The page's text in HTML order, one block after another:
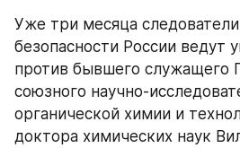
Уже три месяца
безопасности России ведут
против бывшего служащего
союзного научно-
органической химии и
доктора химических наук